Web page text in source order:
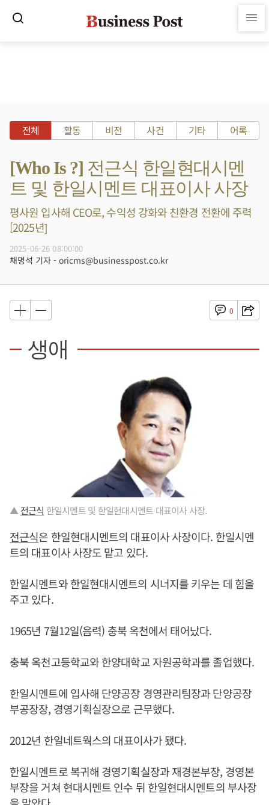
전체 활동 비전 사건 기타 어록
[Who Is ?] 전근식 한일현대시멘
트 및 한일시멘트 대표이사 사장
평사원 입사해 CEO로, 수익성 강화와 친환경 전환에 주력
[2025년]
2025-06-26 08:00:00
채명석 기자 - oricms@businesspost.co.kr
0
생애
▲ 전근식 한일시멘트 및 한일현대시멘트 대표이사 사장.
전근식은 한일현대시멘트의 대표이사 사장이다. 한일시멘
트의 대표이사 사장도 맡고 있다.
한일시멘트와 한일현대시멘트의 시너지를 키우는 데 힘을
주고 있다.
1965년 7월12일(음력) 충북 옥천에서 태어났다.
충북 옥천고등학교와 한양대학교 자원공학과를 졸업했다.
한일시멘트에 입사해 단양공장 경영관리팀장과 단양공장
부공장장, 경영기획실장으로 근무했다.
2012년 한일네트웍스의 대표이사가 됐다.
한일시멘트로 복귀해 경영기획실장과 재경본부장, 경영본
부장을 거쳐 현대시멘트 인수 뒤 한일현대시멘트의 부사장